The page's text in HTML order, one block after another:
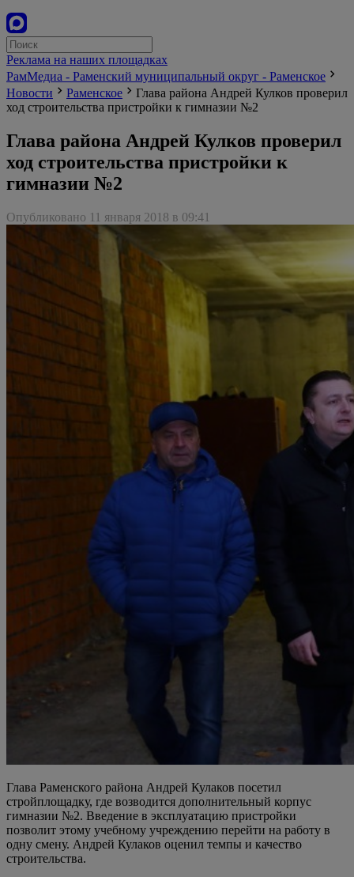
Реклама на наших площадках
РамМедиа - Раменский муниципальный округ - Раменское
Новости
Раменское
Глава района Андрей Кулков проверил
ход строительства пристройки к гимназии №2
Глава района Андрей Кулков проверил
ход строительства пристройки к
гимназии №2
Опубликовано 11 января 2018 в 09:41
Глава Раменского района Андрей Кулаков посетил
стройплощадку, где возводится дополнительный корпус
гимназии №2. Введение в эксплуатацию пристройки
позволит этому учебному учреждению перейти на работу в
одну смену. Андрей Кулаков оценил темпы и качество
строительства.